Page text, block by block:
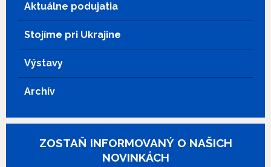
tragickom konci generálov Slovenského
Jána Goliana.
ceruzkou, Rudolf Urc, Marek Urban 2011
dokumentárnych filmov Čarovný svet
o spolupráci českého maliara Mikuláša
Aleša so slovenským humoristickým
časopisom Černokňažník na konci
minulého storočia.
Aktuálne podujatia
Stojíme pri Ukrajine
Výstavy
Archív
ZOSTAŇ INFORMOVANÝ O NAŠICH
NOVINKÁCH